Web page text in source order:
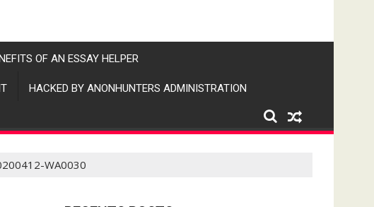
OF AN ESSAY HELPER
HACKED BY ANONHUNTERS ADMINISTRATION
WA0030